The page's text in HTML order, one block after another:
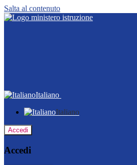
Salta al contenuto
Italiano
Italiano
Accedi
Accedi